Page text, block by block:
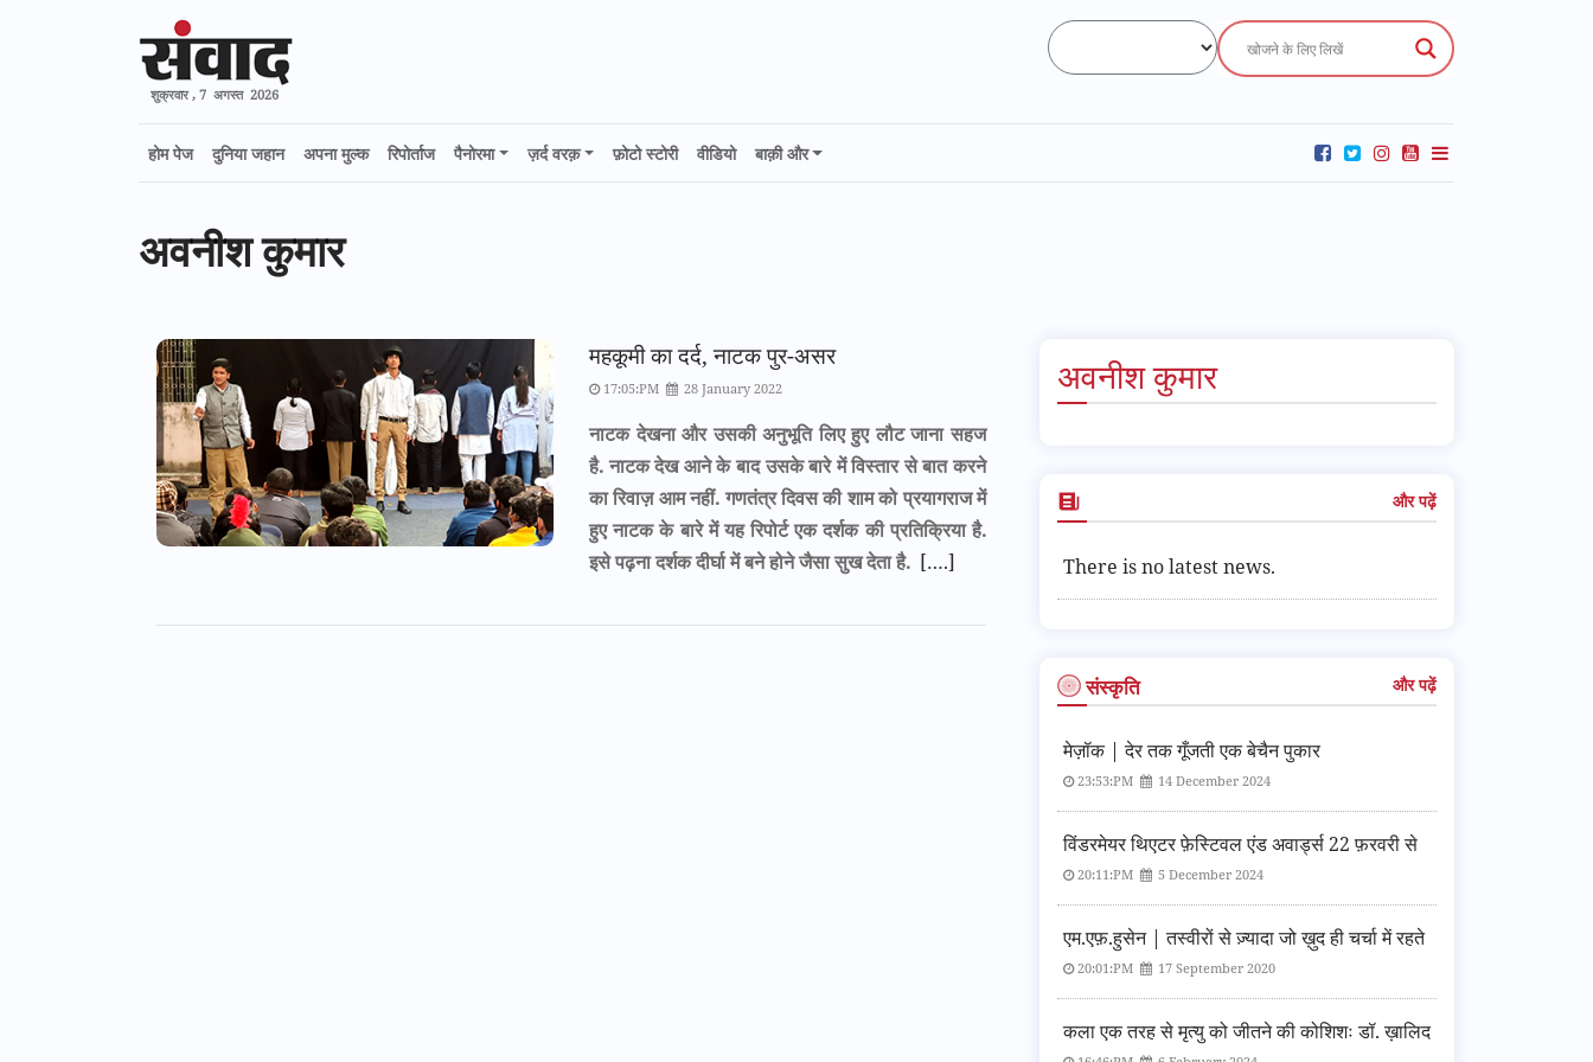
शुक्रवार , 7 अगस्त 2026
होम पेज दुनिया जहान अपना मुल्क रिपोर्ताज पैनोरमा ज़र्द वरक़ फ़ोटो स्टोरी वीडियो बाक़ी और
अवनीश कुमार
महकूमी का दर्द, नाटक पुर-असर
17:05:PM 28 January 2022
नाटक देखना और उसकी अनुभूति लिए हुए लौट जाना सहज
है. नाटक देख आने के बाद उसके बारे में विस्तार से बात करने
का रिवाज़ आम नहीं. गणतंत्र दिवस की शाम को प्रयागराज में
हुए नाटक के बारे में यह रिपोर्ट एक दर्शक की प्रतिक्रिया है.
इसे पढ़ना दर्शक दीर्घा में बने होने जैसा सुख देता है. [….]
अवनीश कुमार
और पढ़ें
There is no latest news.
संस्कृति और पढ़ें
मेज़ॉक | देर तक गूँजती एक बेचैन पुकार
23:53:PM 14 December 2024
विंडरमेयर थिएटर फ़ेस्टिवल एंड अवार्ड्स 22 फ़रवरी से
20:11:PM 5 December 2024
एम.एफ़.हुसेन | तस्वीरों से ज़्यादा जो ख़ुद ही चर्चा में रहते
20:01:PM 17 September 2020
कला एक तरह से मृत्यु को जीतने की कोशिशः डॉ. ख़ालिद